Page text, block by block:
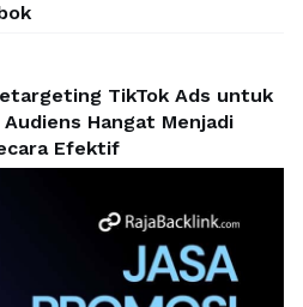
TikTok Ads untuk
Audiens Hangat Menjadi
Efektif